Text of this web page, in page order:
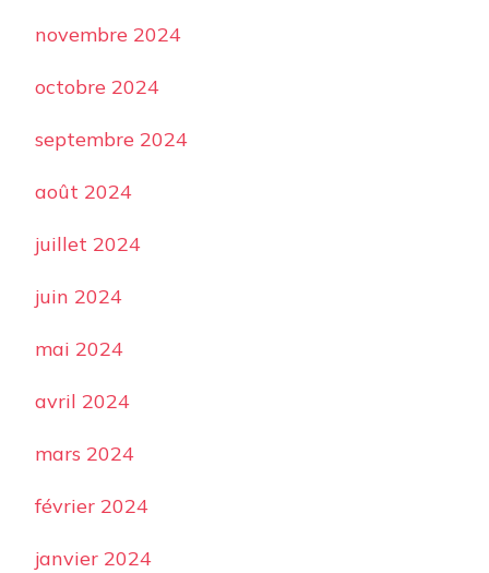
novembre 2024
octobre 2024
septembre 2024
août 2024
juillet 2024
juin 2024
mai 2024
avril 2024
mars 2024
février 2024
janvier 2024